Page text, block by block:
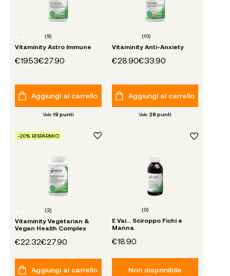
(9)
Vitaminity Astro Immune
€19.53€27.90
Aggiungi al carrello
Vale 19 punti
(10)
Vitaminity Anti-Anxiety
€28.90€33.90
Aggiungi al carrello
Vale 28 punti
-20% RISPARMIO
(2)
Vitaminity Vegetarian &
Vegan Health Complex
€22.32€27.90
Aggiungi al carrello
(0)
E Vai… Sciroppo Fichi e
Manna
€18.90
Non disponibile